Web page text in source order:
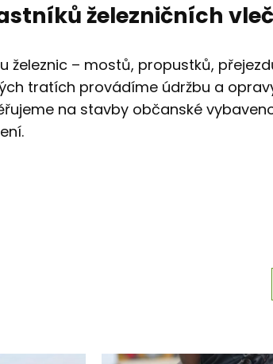
železničních
– mostů, propustků,
tratích provádíme údržbu a
na stavby občanské